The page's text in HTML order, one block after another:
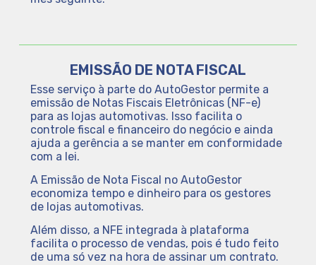
EMISSÃO DE NOTA FISCAL
Esse serviço à parte do AutoGestor permite a
emissão de Notas Fiscais Eletrônicas (NF-e)
para as lojas automotivas. Isso facilita o
controle fiscal e financeiro do negócio e ainda
ajuda a gerência a se manter em conformidade
com a lei.
A Emissão de Nota Fiscal no AutoGestor
economiza tempo e dinheiro para os gestores
de lojas automotivas.
Além disso, a NFE integrada à plataforma
facilita o processo de vendas, pois é tudo feito
de uma só vez na hora de assinar um contrato.